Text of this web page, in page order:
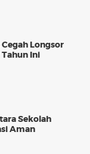
Longsor
Ini
Sekolah
Aman